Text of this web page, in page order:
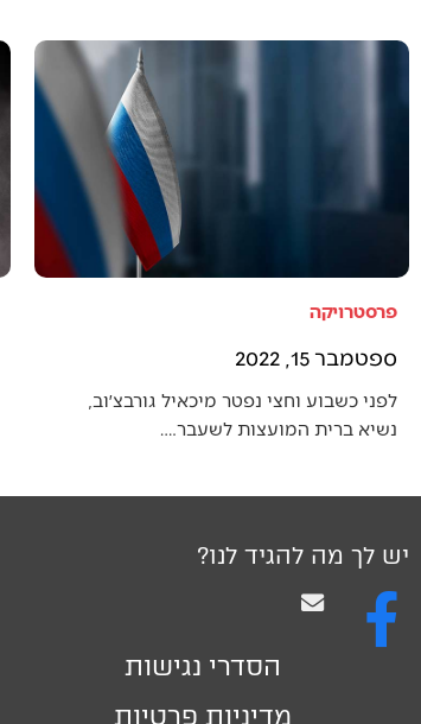
פרסטרויקה
ספטמבר 15, 2022
לפני כשבוע וחצי נפטר מיכאיל גורבצ׳וב,
נשיא ברית המועצות לשעבר.…
יש לך מה להגיד לנו?
הסדרי נגישות
מדיניות פרטיות